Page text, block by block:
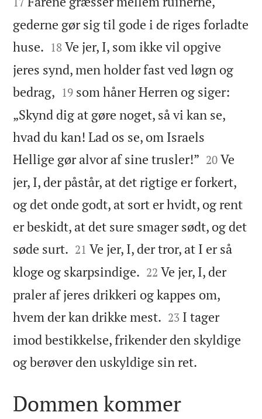
gederne gør sig til gode i de riges forladte
huse. 

18 Ve jer, I, som ikke vil opgive
jeres synd, men holder fast ved løgn og
bedrag, 

19 som håner Herren og siger:
„Skynd dig at gøre noget, så vi kan se,
hvad du kan! Lad os se, om Israels
Hellige gør alvor af sine trusler!” 

20 Ve
jer, I, der påstår, at det rigtige er forkert,
og det onde godt, at sort er hvidt, og rent
er beskidt, at det sure smager sødt, og det
søde surt. 

21 Ve jer, I, der tror, at I er så
kloge og skarpsindige. 

22 Ve jer, I, der
praler af jeres drikkeri og kappes om,
hvem der kan drikke mest. 

23 I tager
imod bestikkelse, frikender den skyldige
og berøver den uskyldige sin ret.
Dommen kommer